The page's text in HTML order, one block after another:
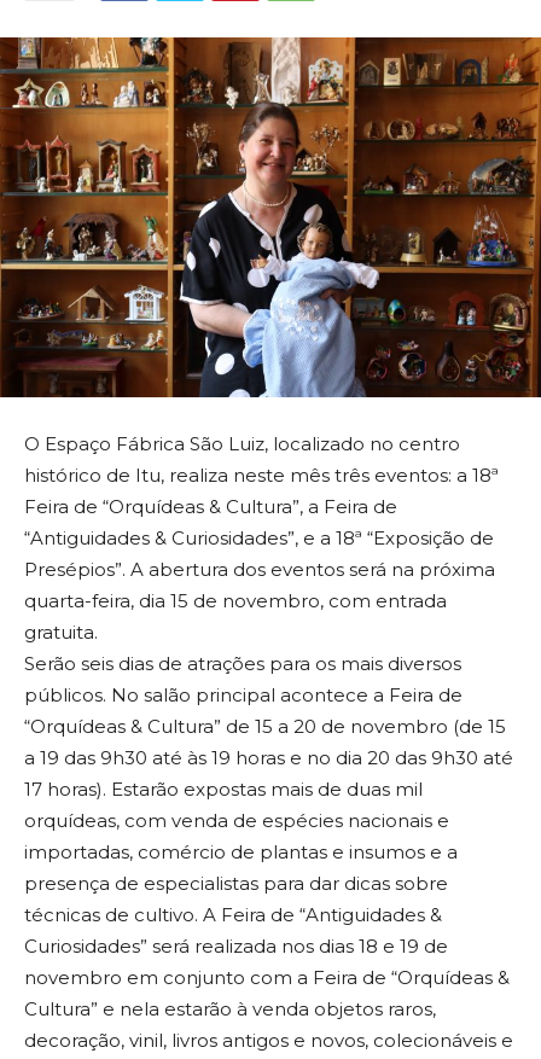
O Espaço Fábrica São Luiz, localizado no centro
histórico de Itu, realiza neste mês três eventos: a 18ª
Feira de “Orquídeas & Cultura”, a Feira de
“Antiguidades & Curiosidades”, e a 18ª “Exposição de
Presépios”. A abertura dos eventos será na próxima
quarta-feira, dia 15 de novembro, com entrada
gratuita.
Serão seis dias de atrações para os mais diversos
públicos. No salão principal acontece a Feira de
“Orquídeas & Cultura” de 15 a 20 de novembro (de 15
a 19 das 9h30 até às 19 horas e no dia 20 das 9h30 até
17 horas). Estarão expostas mais de duas mil
orquídeas, com venda de espécies nacionais e
importadas, comércio de plantas e insumos e a
presença de especialistas para dar dicas sobre
técnicas de cultivo. A Feira de “Antiguidades &
Curiosidades” será realizada nos dias 18 e 19 de
novembro em conjunto com a Feira de “Orquídeas &
Cultura” e nela estarão à venda objetos raros,
decoração, vinil, livros antigos e novos, colecionáveis e